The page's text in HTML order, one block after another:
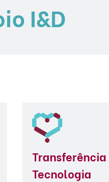
I&D
Transferência
Tecnologia